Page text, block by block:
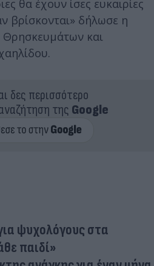
θα έχουν ίσες ευκαιρίες
βρίσκονται» δήλωσε η
και
δες περισσότερο
της Google
ψυχολόγους στα
παιδί»